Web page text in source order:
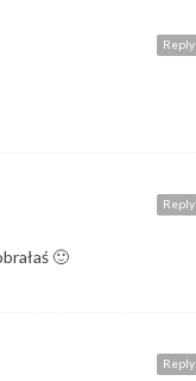
Reply
Reply
🙂
Reply